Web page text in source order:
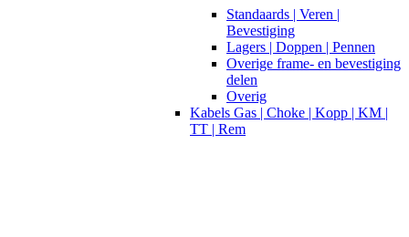
Standaards | Veren |
Bevestiging
Lagers | Doppen | Pennen
Overige frame- en bevestiging
delen
Overig
Kabels Gas | Choke | Kopp | KM |
TT | Rem